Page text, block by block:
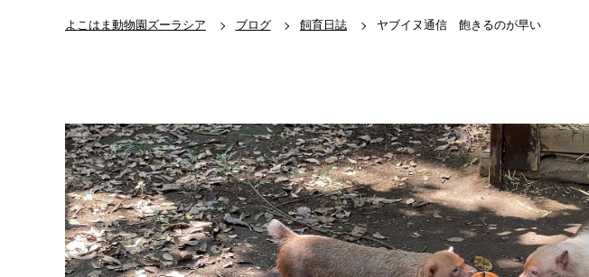
よこはま動物園ズーラシア ブログ 飼育日誌 ヤブイヌ通信 飽きるのが早い